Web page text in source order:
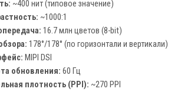
~400 нит (типовое значение)
~1000:1
16.7 млн цветов (8-bit)
178°/178° (по горизонтали и вертикали)
MIPI DSI
обновления: 60 Гц
плотность (PPI): ~270 PPI